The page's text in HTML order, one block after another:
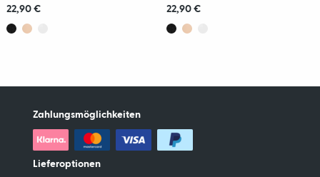
22,90 € 22,90 €
Zahlungsmöglichkeiten
Lieferoptionen